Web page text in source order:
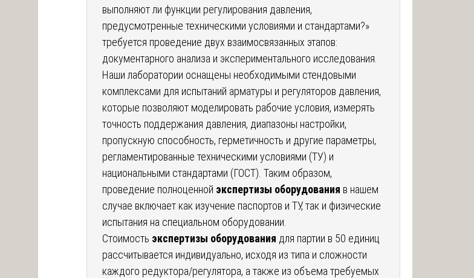
выполняют ли функции регулирования давления,
предусмотренные техническими условиями и стандартами?»
требуется проведение двух взаимосвязанных этапов:
документарного анализа и экспериментального исследования.
Наши лаборатории оснащены необходимыми стендовыми
комплексами для испытаний арматуры и регуляторов давления,
которые позволяют моделировать рабочие условия, измерять
точность поддержания давления, диапазоны настройки,
пропускную способность, герметичность и другие параметры,
регламентированные техническими условиями (ТУ) и
национальными стандартами (ГОСТ). Таким образом,
проведение полноценной экспертизы оборудования в нашем
случае включает как изучение паспортов и ТУ, так и физические
испытания на специальном оборудовании.
Стоимость экспертизы оборудования для партии в 50 единиц
рассчитывается индивидуально, исходя из типа и сложности
каждого редуктора/регулятора, а также из объема требуемых